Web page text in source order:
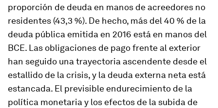
proporción de deuda en manos de acreedores no
residentes (43,3 %). De hecho, más del 40 % de la
deuda pública emitida en 2016 está en manos del
BCE. Las obligaciones de pago frente al exterior
han seguido una trayectoria ascendente desde el
estallido de la crisis, y la deuda externa neta está
estancada. El previsible endurecimiento de la
política monetaria y los efectos de la subida de